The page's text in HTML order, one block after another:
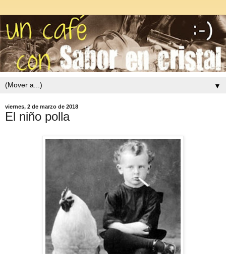
▼
viernes, 2 de marzo de 2018
El niño polla